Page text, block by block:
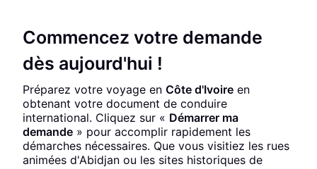
Commencez votre demande
dès aujourd'hui !
Préparez votre voyage en Côte d'Ivoire en
obtenant votre document de conduire
international. Cliquez sur « Démarrer ma
demande » pour accomplir rapidement les
démarches nécessaires. Que vous visitiez les rues
animées d'Abidjan ou les sites historiques de